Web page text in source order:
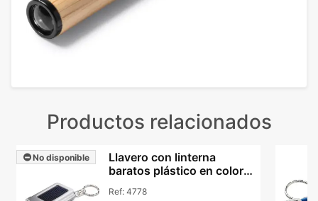
Productos relacionados
No disponible
Llavero con linterna
baratos plástico en color
Ref: 4778